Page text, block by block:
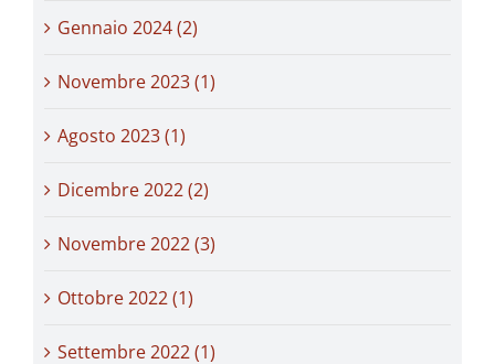
Gennaio 2024 (2)
Novembre 2023 (1)
Agosto 2023 (1)
Dicembre 2022 (2)
Novembre 2022 (3)
Ottobre 2022 (1)
Settembre 2022 (1)